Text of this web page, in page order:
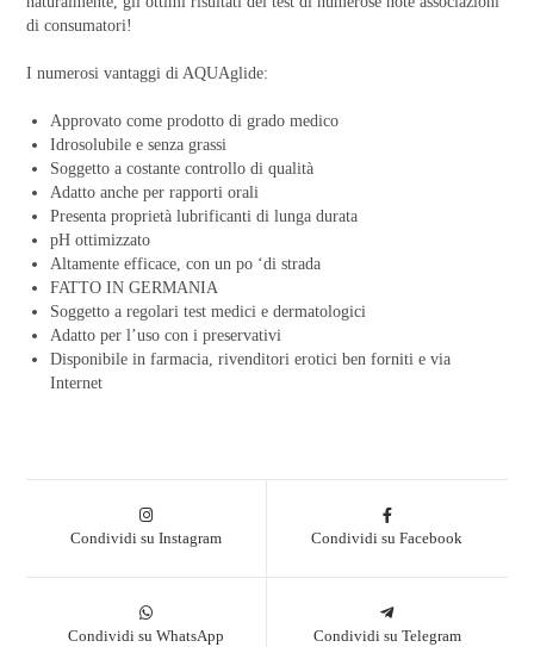
di consumatori!
I numerosi vantaggi di AQUAglide:
Approvato come prodotto di grado medico
Idrosolubile e senza grassi
Soggetto a costante controllo di qualità
Adatto anche per rapporti orali
Presenta proprietà lubrificanti di lunga durata
pH ottimizzato
Altamente efficace, con un po ‘di strada
FATTO IN GERMANIA
Soggetto a regolari test medici e dermatologici
Adatto per l’uso con i preservativi
Disponibile in farmacia, rivenditori erotici ben forniti e via
Internet
Condividi su Instagram Condividi su Facebook
Condividi su WhatsApp Condividi su Telegram